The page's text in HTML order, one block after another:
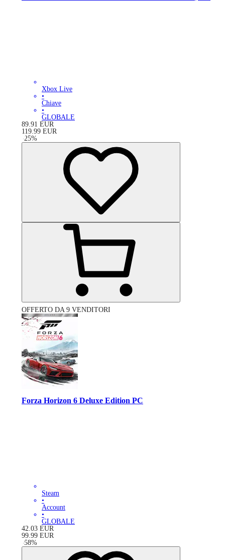
Xbox Live
•
Chiave
•
GLOBALE
89.91 EUR
119.99 EUR
-25%
OFFERTO DA 9 VENDITORI
Forza Horizon 6 Deluxe Edition PC
Steam
•
Account
•
GLOBALE
42.03 EUR
99.99 EUR
-58%